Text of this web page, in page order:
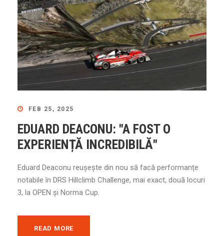
FEB 25, 2025
EDUARD DEACONU: "A FOST O
EXPERIENȚĂ INCREDIBILĂ"
Eduard Deaconu reușește din nou să facă performanțe
notabile în DRS Hillclimb Challenge, mai exact, două locuri
3, la OPEN și Norma Cup.
READ MORE